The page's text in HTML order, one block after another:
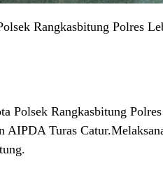
Rangkasbitung Polres
Polsek Rangkasbitung
AIPDA Turas